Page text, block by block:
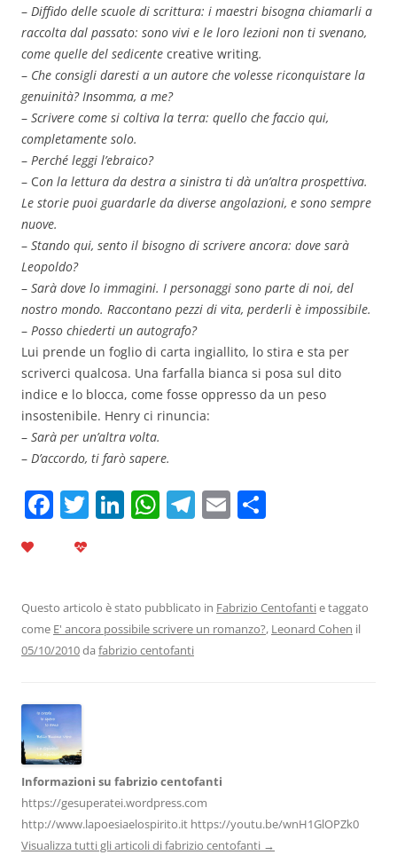
– Diffido delle scuole di scrittura: i maestri bisogna chiamarli a
raccolta dal passato: sono vivi e le loro lezioni non ti svenano,
come quelle del sedicente creative writing.
– Che consigli daresti a un autore che volesse riconquistare la
genuinità? Insomma, a me?
– Scrivere come si coltiva la terra: quello che faccio qui,
completamente solo.
– Perché leggi l’ebraico?
– Con la lettura da destra a sinistra ti dà un’altra prospettiva.
Le storie puoi guardarle da diverse angolazioni, e sono sempre
nuove.
– Stando qui, sento il bisogno di scrivere ancora: dove sarà
Leopoldo?
– Sarà dove lo immagini. I personaggi sono parte di noi, del
nostro mondo. Raccontano pezzi di vita, perderli è impossibile.
– Posso chiederti un autografo?
Lui prende un foglio di carta ingiallito, lo stira e sta per
scriverci qualcosa. Una farfalla bianca si posa sul dito
indice e lo blocca, come fosse oppresso da un peso
insostenibile. Henry ci rinuncia:
– Sarà per un’altra volta.
– D’accordo, ti farò sapere.
F
b
o
k
T Li
dI
n
W
A
p
T
a
m
E
vi
di
Questo articolo è stato pubblicato in Fabrizio Centofantie taggato
come E' ancora possibile scrivere un romanzo?, Leonard Cohen il
05/10/2010da fabrizio centofanti
Informazioni su fabrizio centofanti
https://gesuperatei.wordpress.com
http://www.lapoesiaelospirito.it https://youtu.be/wnH1GlOPZk0
Visualizza tutti gli articoli di fabrizio centofanti →